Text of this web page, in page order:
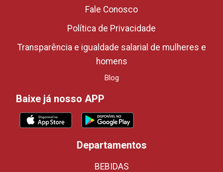
Fale Conosco
Política de Privacidade
Transparência e igualdade salarial de mulheres e
homens
Blog
Baixe já nosso APP
Departamentos
BEBIDAS